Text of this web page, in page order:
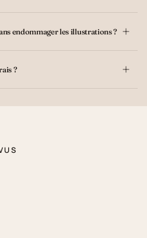
endommager les illustrations ?
?